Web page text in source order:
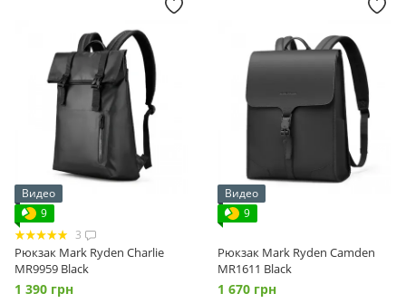
Видео
9
3
Рюкзак Mark Ryden Charlie
MR9959 Black
1 390 грн
Видео
9
Рюкзак Mark Ryden Camden
MR1611 Black
1 670 грн